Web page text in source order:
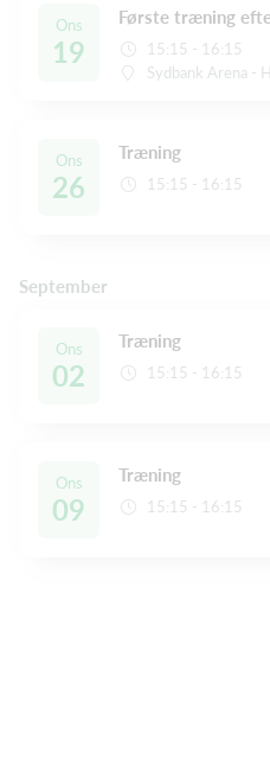
Ons
19
Første træning
15:15 - 16:15
Sydbank Arena -
Ons
26
Træning
15:15 - 16:15
September
Ons
02
Træning
15:15 - 16:15
Ons
09
Træning
15:15 - 16:15